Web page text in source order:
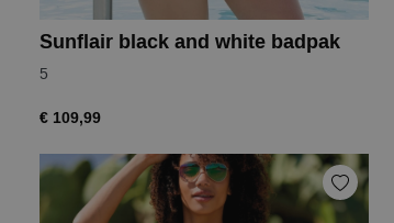
Sunflair black and white badpak
5
€ 109,99